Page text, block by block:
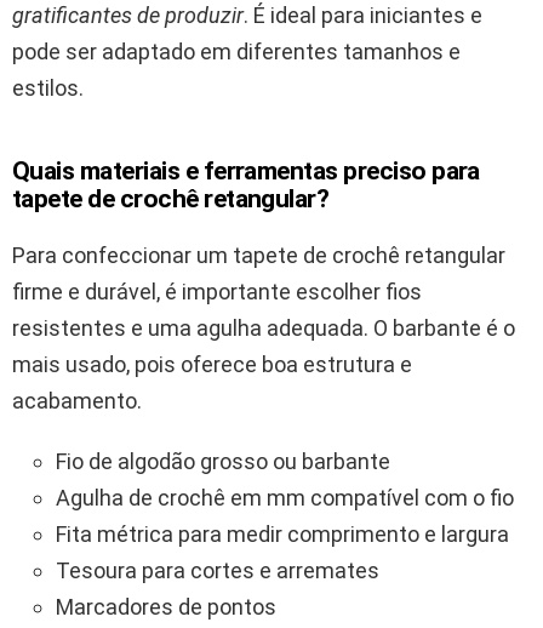
gratificantes de produzir. É ideal para iniciantes e
pode ser adaptado em diferentes tamanhos e
estilos.
Quais materiais e ferramentas preciso para
tapete de crochê retangular?
Para confeccionar um tapete de crochê retangular
firme e durável, é importante escolher fios
resistentes e uma agulha adequada. O barbante é o
mais usado, pois oferece boa estrutura e
acabamento.
Fio de algodão grosso ou barbante
Agulha de crochê em mm compatível com o fio
Fita métrica para medir comprimento e largura
Tesoura para cortes e arremates
Marcadores de pontos